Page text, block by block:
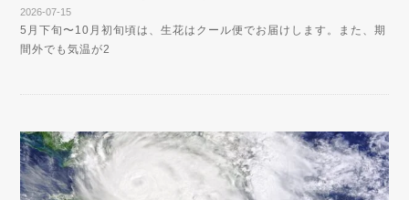
2026-07-15
5月下旬〜10月初旬頃は、生花はクール便でお届けします。また、期
間外でも気温が2